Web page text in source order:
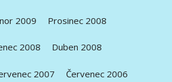
2009 Prosinec 2008
2008 Duben 2008
2007 Červenec 2006